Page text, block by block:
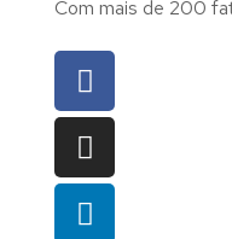
Com mais de 200